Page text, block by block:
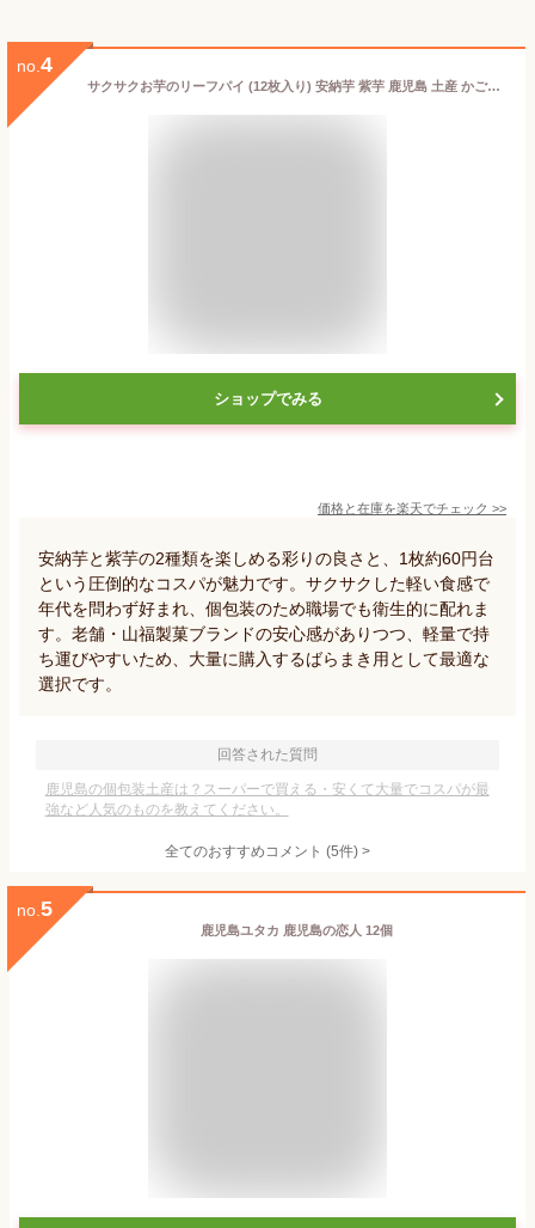
no. 4
サクサクお芋のリーフパイ (12枚入り) 安納芋 紫芋 鹿児島 土産 かごしま お取り寄せ ご当地スイーツ 饅頭 お礼 御祝 プチギフト プレゼント みやげ ポイント消化 かわいい 大量注文 個包装 洋菓子 贈答 郷土 特産品 贈物 銘菓 山福製菓 御歳暮 秋 景品_お菓子
ショップでみる
価格と在庫を楽天でチェック >>
安納芋と紫芋の2種類を楽しめる彩りの良さと、1枚約60円台
という圧倒的なコスパが魅力です。サクサクした軽い食感で
年代を問わず好まれ、個包装のため職場でも衛生的に配れま
す。老舗・山福製菓ブランドの安心感がありつつ、軽量で持
ち運びやすいため、大量に購入するばらまき用として最適な
選択です。
回答された質問
鹿児島の個包装土産は？スーパーで買える・安くて大量でコスパが最
強など人気のものを教えてください。
全てのおすすめコメント (5件) >
no. 5
鹿児島ユタカ 鹿児島の恋人 12個